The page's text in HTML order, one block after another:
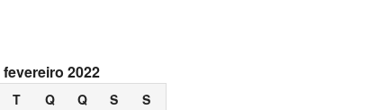
fevereiro 2022
T Q Q S
S